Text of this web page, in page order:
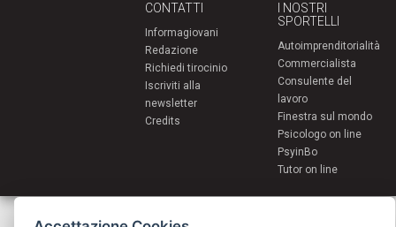
CONTATTI
Informagiovani
Redazione
Richiedi tirocinio
Iscriviti alla
newsletter
Credits
I NOSTRI
SPORTELLI
Autoimprenditorialità
Commercialista
Consulente del
lavoro
Finestra sul mondo
Psicologo on line
PsyinBo
Tutor on line